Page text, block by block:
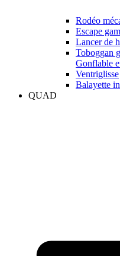
Rodéo
Escape
Lancer de
Toboggan
Gonflable
Ventriglisse
Balayette
QUAD